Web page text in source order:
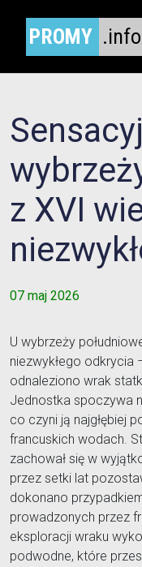
PROMY .info
z XVI
07 maj 2026
U wybrzeży
niezwykłego odkrycia
odnaleziono wrak
Jednostka spoczywa
co czyni ją najgłębiej
francuskich wodach.
zachował się w
przez setki lat
dokonano
prowadzonych przez
eksploracji wraku
podwodne, które